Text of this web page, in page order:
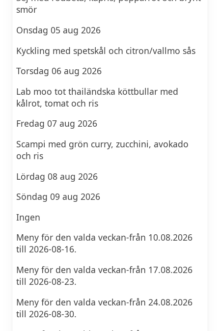
smör
Onsdag 05 aug 2026
Kyckling med spetskål och citron/vallmo sås
Torsdag 06 aug 2026
Lab moo tot thailändska köttbullar med
kålrot, tomat och ris
Fredag 07 aug 2026
Scampi med grön curry, zucchini, avokado
och ris
Lördag 08 aug 2026
Söndag 09 aug 2026
Ingen
Meny för den valda veckan-från 10.08.2026
till 2026-08-16.
Meny för den valda veckan-från 17.08.2026
till 2026-08-23.
Meny för den valda veckan-från 24.08.2026
till 2026-08-30.